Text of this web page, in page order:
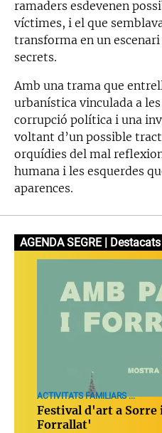
ramaders esdevenen
víctimes, i el que
transforma en un
secrets.
Amb una trama que
urbanística vinculada a
corrupció política i una
voltant d’un possible
orquídies del mal
humana i les esquerdes
aparences.
AGENDA SEGRE | Destacats
ACTIVITATS FAMILIARS ...
Festival d'art a
Forrallat'